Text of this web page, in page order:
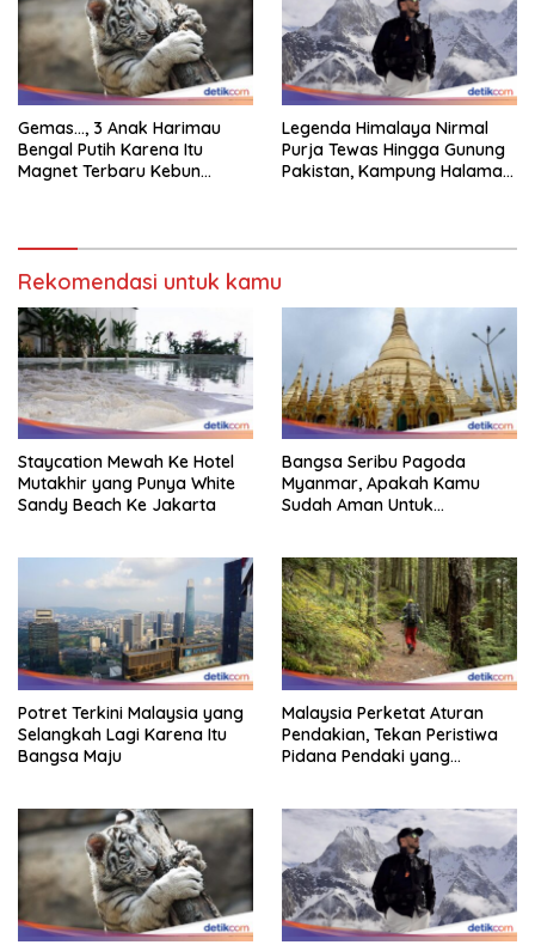
Gemas…, 3 Anak Harimau
Bengal Putih Karena Itu
Magnet Terbaru Kebun
Legenda Himalaya Nirmal
Purja Tewas Hingga Gunung
Pakistan, Kampung Halaman
Rekomendasi untuk kamu
Staycation Mewah Ke Hotel
Mutakhir yang Punya White
Sandy Beach Ke Jakarta
Bangsa Seribu Pagoda
Myanmar, Apakah Kamu
Sudah Aman Untuk
Potret Terkini Malaysia yang
Selangkah Lagi Karena Itu
Bangsa Maju
Malaysia Perketat Aturan
Pendakian, Tekan Peristiwa
Pidana Pendaki yang